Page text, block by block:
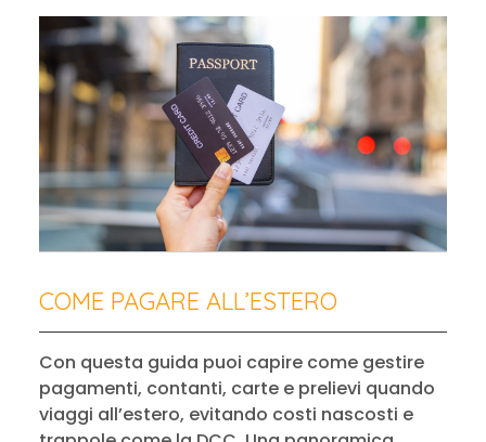
COME PAGARE ALL’ESTERO
Con questa guida puoi capire come gestire
pagamenti, contanti, carte e prelievi quando
viaggi all’estero, evitando costi nascosti e